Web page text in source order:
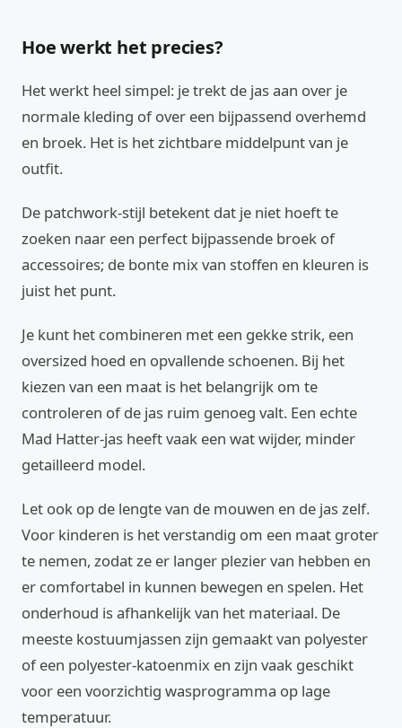
Hoe werkt het precies?
Het werkt heel simpel: je trekt de jas aan over je
normale kleding of over een bijpassend overhemd
en broek. Het is het zichtbare middelpunt van je
outfit.
De patchwork-stijl betekent dat je niet hoeft te
zoeken naar een perfect bijpassende broek of
accessoires; de bonte mix van stoffen en kleuren is
juist het punt.
Je kunt het combineren met een gekke strik, een
oversized hoed en opvallende schoenen. Bij het
kiezen van een maat is het belangrijk om te
controleren of de jas ruim genoeg valt. Een echte
Mad Hatter-jas heeft vaak een wat wijder, minder
getailleerd model.
Let ook op de lengte van de mouwen en de jas zelf.
Voor kinderen is het verstandig om een maat groter
te nemen, zodat ze er langer plezier van hebben en
er comfortabel in kunnen bewegen en spelen. Het
onderhoud is afhankelijk van het materiaal. De
meeste kostuumjassen zijn gemaakt van polyester
of een polyester-katoenmix en zijn vaak geschikt
voor een voorzichtig wasprogramma op lage
temperatuur.